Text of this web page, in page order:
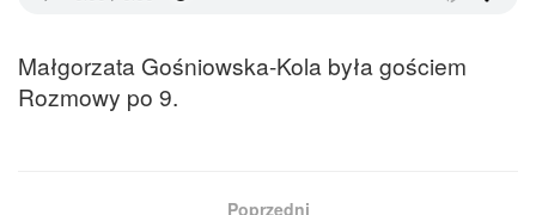
Małgorzata Gośniowska-Kola była gościem
Rozmowy po 9.
Poprzedni